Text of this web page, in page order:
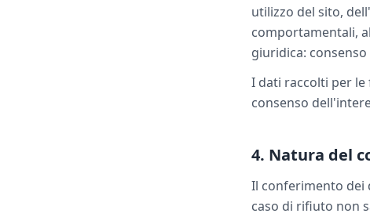
utilizzo del sito,
comportamentali,
giuridica: consenso
I dati raccolti per le
consenso
4. Natura del
Il conferimento dei
caso di rifiuto non